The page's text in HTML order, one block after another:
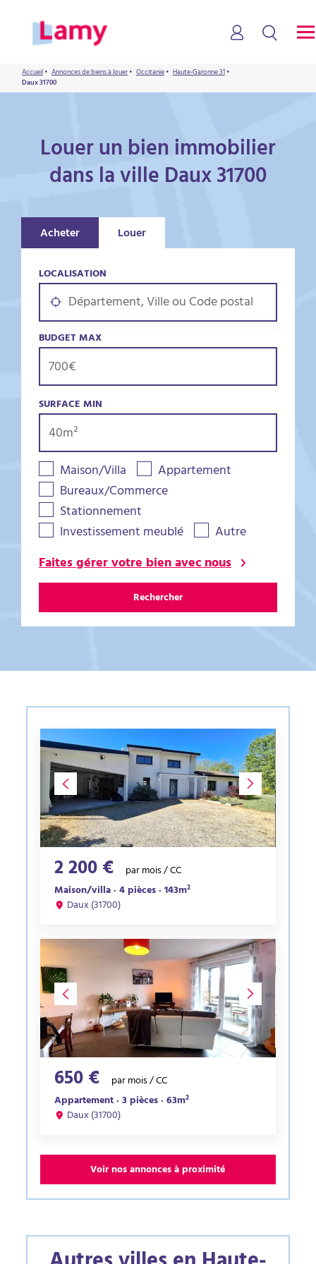
Accueil• Annonces de biens à louer• Occitanie• Haute-Garonne 31•
Daux 31700
Louer un bien immobilier
dans la ville Daux 31700
Acheter Louer
LOCALISATION
BUDGET MAX
SURFACE MIN
Maison/Villa
Appartement
Bureaux/Commerce
Stationnement
Investissement meublé
Autre
Faites gérer votre bien avec nous
Rechercher
2 200 €
par mois / CC
Maison/villa · 4 pièces · 143m²
Daux (31700)
650 €
par mois / CC
Appartement · 3 pièces · 63m²
Daux (31700)
Voir nos annonces à proximité